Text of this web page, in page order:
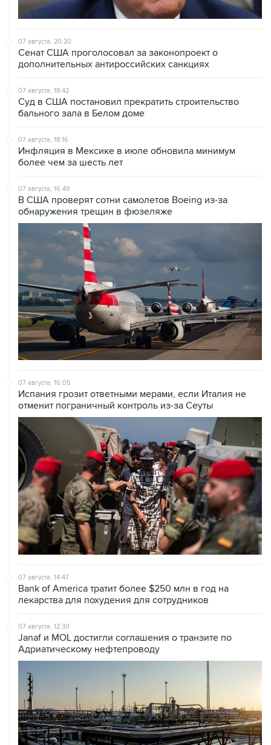
07 августа, 20:20
Сенат США проголосовал за законопроект о
дополнительных антироссийских санкциях
07 августа, 18:42
Суд в США постановил прекратить строительство
бального зала в Белом доме
07 августа, 18:16
Инфляция в Мексике в июле обновила минимум
более чем за шесть лет
07 августа, 16:49
В США проверят сотни самолетов Boeing из-за
обнаружения трещин в фюзеляже
07 августа, 16:05
Испания грозит ответными мерами, если Италия не
отменит пограничный контроль из-за Сеуты
07 августа, 14:47
Bank of America тратит более $250 млн в год на
лекарства для похудения для сотрудников
07 августа, 12:30
Janaf и MOL достигли соглашения о транзите по
Адриатическому нефтепроводу